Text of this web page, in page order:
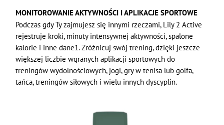
MONITOROWANIE AKTYWNOŚCI I APLIKACJE SPORTOWE
Podczas gdy Ty zajmujesz się innymi rzeczami, Lily 2 Active
rejestruje kroki, minuty intensywnej aktywności, spalone
kalorie i inne dane1. Zróżnicuj swój trening, dzięki jeszcze
większej liczbie wgranych aplikacji sportowych do
treningów wydolnościowych, jogi, gry w tenisa lub golfa,
tańca, treningów siłowych i wielu innych dyscyplin.